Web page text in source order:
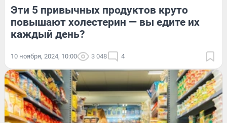
Эти 5 привычных продуктов круто
повышают холестерин — вы едите их
каждый день?
10 ноября, 2024, 10:00 3 048 4